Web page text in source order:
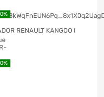
RENAULT KANGOO I